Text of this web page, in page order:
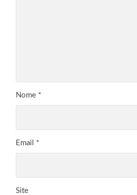
Nome *
Email *
Site